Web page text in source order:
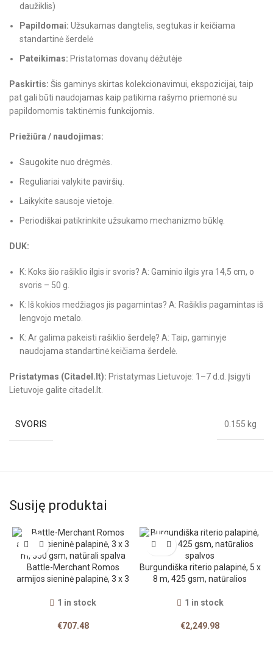
daužiklis)
Papildomai: Užsukamas dangtelis, segtukas ir keičiama
standartinė šerdelė
Pateikimas: Pristatomas dovanų dėžutėje
Paskirtis: Šis gaminys skirtas kolekcionavimui, ekspozicijai, taip
pat gali būti naudojamas kaip patikima rašymo priemonė su
papildomomis taktinėmis funkcijomis.
Priežiūra / naudojimas:
Saugokite nuo drėgmės.
Reguliariai valykite paviršių.
Laikykite sausoje vietoje.
Periodiškai patikrinkite užsukamo mechanizmo būklę.
DUK:
K: Koks šio rašiklio ilgis ir svoris? A: Gaminio ilgis yra 14,5 cm, o
svoris – 50 g.
K: Iš kokios medžiagos jis pagamintas? A: Rašiklis pagamintas iš
lengvojo metalo.
K: Ar galima pakeisti rašiklio šerdelę? A: Taip, gaminyje
naudojama standartinė keičiama šerdelė.
Pristatymas (Citadel.lt): Pristatymas Lietuvoje: 1–7 d.d. Įsigyti
Lietuvoje galite citadel.lt.
SVORIS 0.155 kg
Susiję produktai
Battle-Merchant Romos
armijos sieninė palapinė, 3 x 3
1 in stock
€707.48
Burgundiška riterio palapinė, 5 x
8 m, 425 gsm, natūralios
1 in stock
€2,249.98